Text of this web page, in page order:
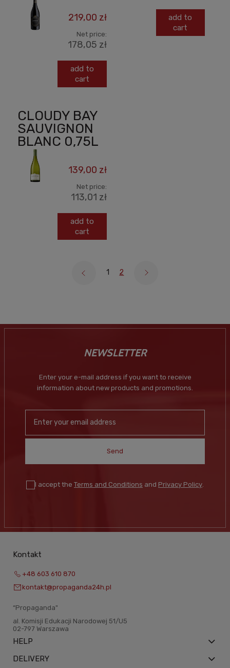
219,00 zł
Net price:
178,05 zł
add to
cart
add to
cart
CLOUDY BAY
SAUVIGNON
BLANC 0,75L
139,00 zł
Net price:
113,01 zł
add to
cart
1 2
NEWSLETTER
Enter your e-mail address if you want to receive
information about new products and promotions.
Send
I accept the Terms and Conditions and Privacy Policy
Kontakt
+48 603 610 870
kontakt@propaganda24h.pl
“Propaganda"
al. Komisji Edukacji Narodowej 51/U5
02-797 Warszawa
HELP
DELIVERY